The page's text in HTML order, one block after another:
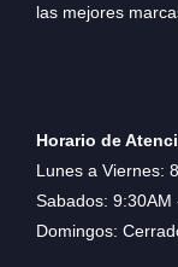
las mejores
Horario de
Lunes a Viernes:
Sabados: 9:30AM
Domingos: